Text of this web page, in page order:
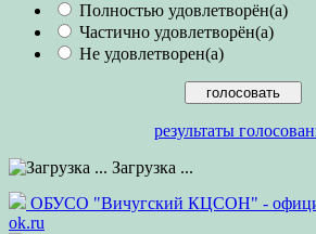
Полностью удовлетворён(а)
Частично удовлетворён(а)
Не удовлетворен(а)
результаты
Загрузка ...
ОБУСО "Вичугский КЦСОН" -
ok.ru